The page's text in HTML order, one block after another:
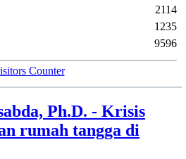
2114
1235
9596
Counter
Ph.D. - Krisis
rumah tangga di